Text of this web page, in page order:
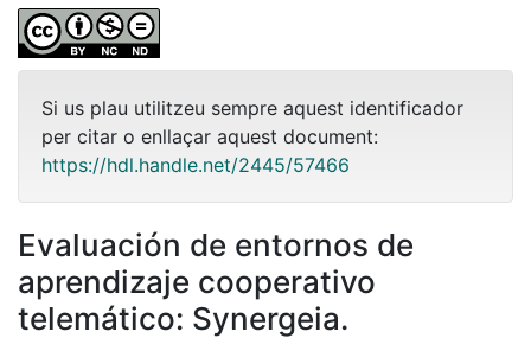
Si us plau utilitzeu sempre aquest identificador
per citar o enllaçar aquest document:
https://hdl.handle.net/2445/57466
Evaluación de entornos de
aprendizaje cooperativo
telemático: Synergeia.